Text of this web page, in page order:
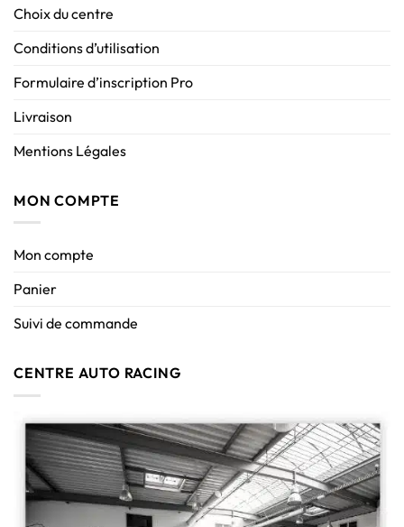
Choix du centre
Conditions d’utilisation
Formulaire d’inscription Pro
Livraison
Mentions Légales
MON COMPTE
Mon compte
Panier
Suivi de commande
CENTRE AUTO RACING